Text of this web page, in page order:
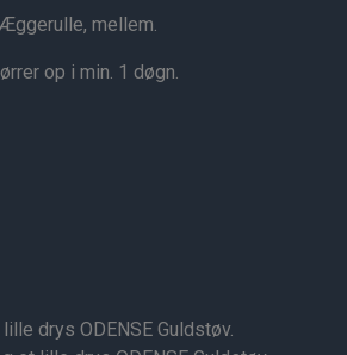
mellem.
op i min. 1 døgn.
drys ODENSE Guldstøv.